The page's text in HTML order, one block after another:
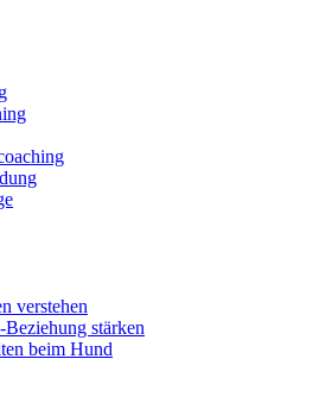
verstehen
stärken
beim Hund